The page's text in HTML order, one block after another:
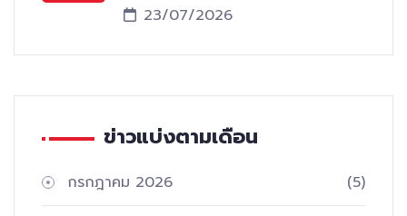
23/07/2026
ข่าวแบ่งตามเดือน
กรกฎาคม 2026 (5)